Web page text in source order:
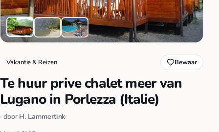
Vakantie & Reizen Bewaar
Te huur prive chalet meer van
Lugano in Porlezza (Italie)
· door H. Lammertink